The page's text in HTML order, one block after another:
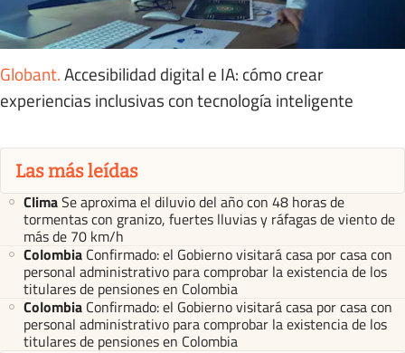
Globant.Accesibilidad digital e IA: cómo crear
experiencias inclusivas con tecnología inteligente
Las más leídas
ClimaSe aproxima el diluvio del año con 48 horas de
tormentas con granizo, fuertes lluvias y ráfagas de viento de
más de 70 km/h
Colombia Confirmado: el Gobierno visitará casa por casa con
personal administrativo para comprobar la existencia de los
titulares de pensiones en Colombia
Colombia Confirmado: el Gobierno visitará casa por casa con
personal administrativo para comprobar la existencia de los
titulares de pensiones en Colombia